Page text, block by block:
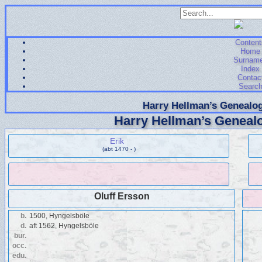
Home
Index
Search
Harry Hellman’s
Harry Hellman’s
Erik
(abt 1470 - )
Oluff Ersson
b. 1500, Hyngelsböle
d. aft 1562, Hyngelsböle
bur.
occ.
edu.